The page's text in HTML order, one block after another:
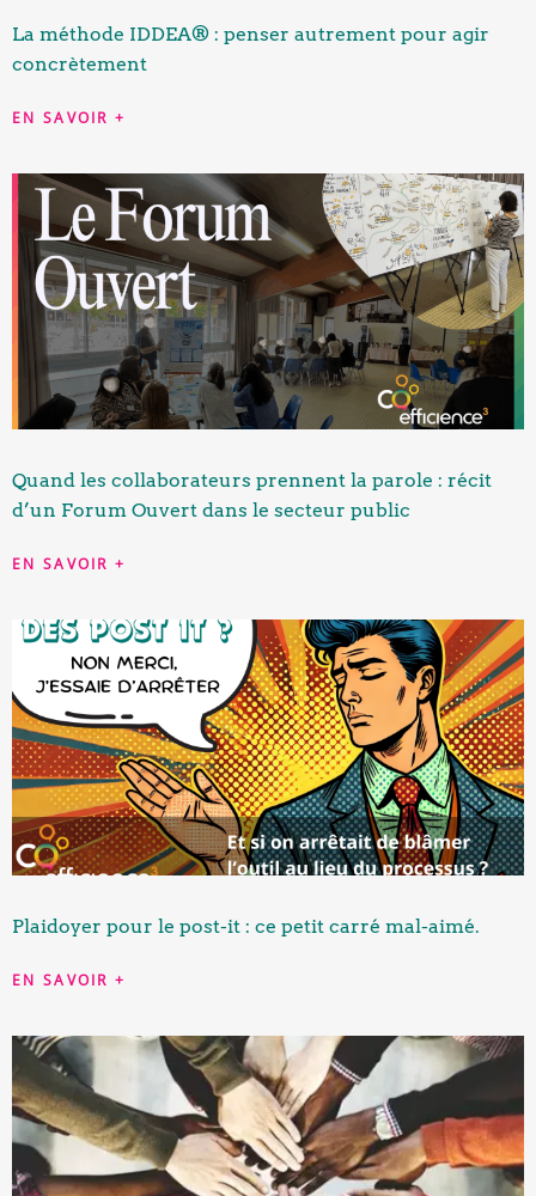
La méthode IDDEA® : penser autrement pour agir
concrètement
EN SAVOIR +
Quand les collaborateurs prennent la parole : récit
d’un Forum Ouvert dans le secteur public
EN SAVOIR +
Plaidoyer pour le post-it : ce petit carré mal-aimé.
EN SAVOIR +